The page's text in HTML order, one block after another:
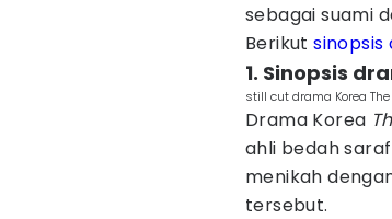
sebagai suami
Berikutsinopsis
1. Sinopsis
still cut drama Korea
Drama Korea
ahli bedah
menikah
tersebut.